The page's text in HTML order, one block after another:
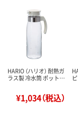
HARIO （ハリオ） 耐熱ガ
ラス製 冷水筒 ポット…
¥1,034（税込）